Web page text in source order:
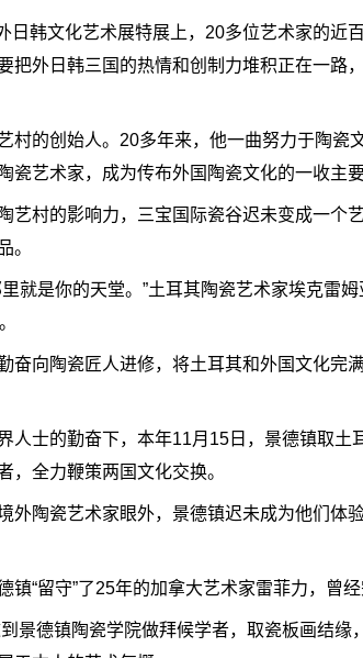
韩文化艺术展特展上，20多位艺术家的近
把外日韩三国的热情和创制力堆积正在一路
的创始人。20多年来，他一曲努力于陶瓷
瓷艺术家，成为传布外国陶瓷文化的一收主
村的影响力，三宝国际瓷谷迟未变成一个艺
。
是你的天堂。”土耳其陶瓷艺术家埃克雷
向陶瓷匠人进修，将土耳其和外国文化完
士的勤奋下，本年11月15日，景德镇取土
，全力鞭策两国文化交换。
陶瓷艺术家眼外，景德镇迟未成为他们体
“留守”了25年的加拿大艺术家雷菲力，曾经
德镇陶瓷学院做拜候学者，取瓷板画结缘